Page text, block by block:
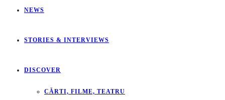
NEWS
STORIES & INTERVIEWS
DISCOVER
CĂRTI, FILME, TEATRU